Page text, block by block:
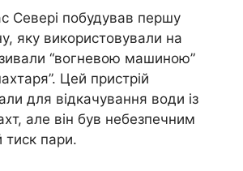
Севері побудував першу
яку використовували на
“вогневою машиною”
Цей пристрій
для відкачування води із
але він був небезпечним
тиск пари.